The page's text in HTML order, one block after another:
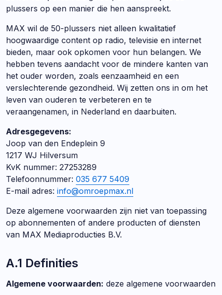
plussers op een manier die hen aanspreekt.
MAX wil de 50-plussers niet alleen kwalitatief
hoogwaardige content op radio, televisie en internet
bieden, maar ook opkomen voor hun belangen. We
hebben tevens aandacht voor de mindere kanten van
het ouder worden, zoals eenzaamheid en een
verslechterende gezondheid. Wij zetten ons in om het
leven van ouderen te verbeteren en te
veraangenamen, in Nederland en daarbuiten.
Adresgegevens:
Joop van den Endeplein 9
1217 WJ Hilversum
KvK nummer: 27253289
Telefoonnummer: 035 677 5409
E-mail adres: info@omroepmax.nl
Deze algemene voorwaarden zijn niet van toepassing
op abonnementen of andere producten of diensten
van MAX Mediaproducties B.V.
A.1 Definities
Algemene voorwaarden: deze algemene voorwaarden